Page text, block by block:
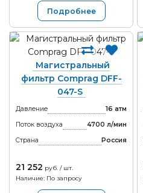
Подробнее
Магистральный
фильтр Comprag DFF-
047-S
Давление
16 атм
Поток воздуха
4700 л/мин
Страна
Россия
21 252 руб. / шт.
Наличие: По запросу